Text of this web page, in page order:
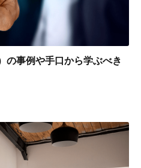
の事例や手口から学ぶべき